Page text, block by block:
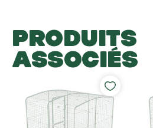
PRODUITS
ASSOCIÉS